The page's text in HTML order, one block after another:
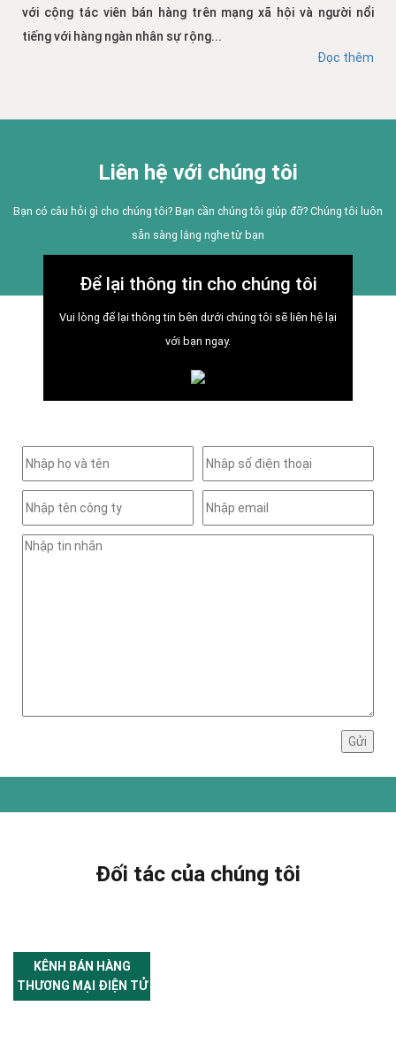
với cộng tác viên bán hàng trên mạng xã hội và người nổi
tiếng với hàng ngàn nhân sự rộng...
Đọc thêm
Liên hệ với chúng tôi
Bạn có câu hỏi gì cho chúng tôi? Bạn cần chúng tôi giúp đỡ? Chúng tôi luôn
sẵn sàng lắng nghe từ bạn
Để lại thông tin cho chúng tôi
Vui lòng để lại thông tin bên dưới chúng tôi sẽ liên hệ lại
với bạn ngay.
Đối tác của chúng tôi
KÊNH BÁN HÀNG
THƯƠNG MẠI ĐIỆN TỬ